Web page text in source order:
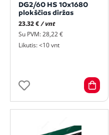
DG2/60 HS 10x1680
plokščias diržas
23.32 €/ vnt
Su PVM: 28,22 €
Likutis: <10 vnt